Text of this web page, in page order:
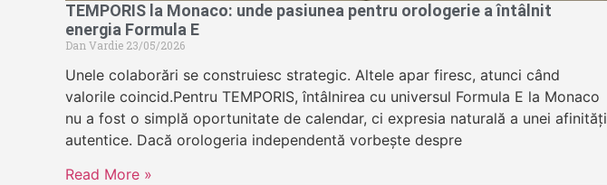
TEMPORIS la Monaco: unde pasiunea pentru orologerie a întâlnit
energia Formula E
Dan Vardie 23/05/2026
Unele colaborări se construiesc strategic. Altele apar firesc, atunci când
valorile coincid.Pentru TEMPORIS, întâlnirea cu universul Formula E la Monaco
nu a fost o simplă oportunitate de calendar, ci expresia naturală a unei afinități
autentice. Dacă orologeria independentă vorbește despre
Read More »